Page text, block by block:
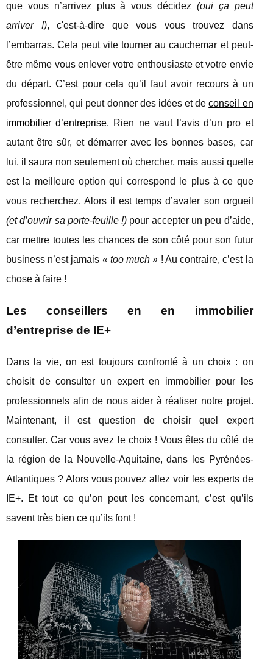
que vous n’arrivez plus à vous décidez (oui ça peut
arriver !), c'est-à-dire que vous vous trouvez dans
l’embarras. Cela peut vite tourner au cauchemar et peut-
être même vous enlever votre enthousiaste et votre envie
du départ. C’est pour cela qu’il faut avoir recours à un
professionnel, qui peut donner des idées et deconseil en
immobilier d’entreprise. Rien ne vaut l’avis d’un pro et
autant être sûr, et démarrer avec les bonnes bases, car
lui, il saura non seulement où chercher, mais aussi quelle
est la meilleure option qui correspond le plus à ce que
vous recherchez. Alors il est temps d’avaler son orgueil
(et d’ouvrir sa porte-feuille !) pour accepter un peu d’aide,
car mettre toutes les chances de son côté pour son futur
business n’est jamais « too much » ! Au contraire, c’est la
chose à faire !
Les conseillers en en immobilier
d’entreprise de IE+
Dans la vie, on est toujours confronté à un choix : on
choisit de consulter un expert en immobilier pour les
professionnels afin de nous aider à réaliser notre projet.
Maintenant, il est question de choisir quel expert
consulter. Car vous avez le choix ! Vous êtes du côté de
la région de la Nouvelle-Aquitaine, dans les Pyrénées-
Atlantiques ? Alors vous pouvez allez voir les experts de
IE+. Et tout ce qu’on peut les concernant, c’est qu’ils
savent très bien ce qu’ils font !